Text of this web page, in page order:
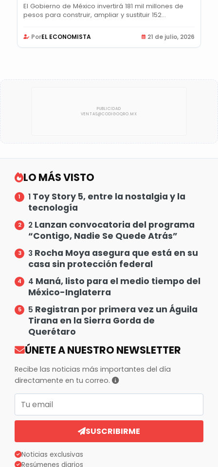
El Gobierno de México invertirá 181 mil millones de
pesos para construir, ampliar y sustituir 152...
PorEL ECONOMISTA 21 de julio, 2026
LO MÁS VISTO
1 Toy Story 5, entre la nostalgia y la
tecnología
2 Lanzan convocatoria del programa
“Contigo, Nadie Se Quede Atrás”
3 Rocha Moya asegura que está en su
casa sin protección federal
4 Maná, listo para el medio tiempo del
México-Inglaterra
5 Registran por primera vez un Águila
Tirana en la Sierra Gorda de
Querétaro
ÚNETE A NUESTRO NEWSLETTER
Recibe las noticias más importantes del día
directamente en tu correo.
Correo electrónico
SUSCRIBIRME
Noticias exclusivas
Resúmenes diarios